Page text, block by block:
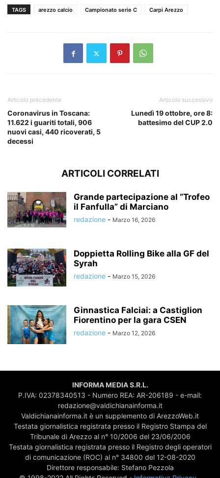
TAGS arezzo calcio Campionato serie C Carpi Arezzo
Articolo precedente
Coronavirus in Toscana:
11.622 i guariti totali, 906
nuovi casi, 440 ricoverati, 5
decessi
Articolo successivo
Lunedì 19 ottobre, ore 8:
battesimo del CUP 2.0
ARTICOLI CORRELATI
Grande partecipazione al “Trofeo
il Fanfulla” di Marciano
redazione - Marzo 16, 2026
Doppietta Rolling Bike alla GF del
Syrah
redazione - Marzo 15, 2026
Ginnastica Falciai: a Castiglion
Fiorentino per la gara CSEN
redazione - Marzo 12, 2026
INFORMA MEDIA S.R.L.
P.IVA: 02378340513 - Numero REA: AR-206189 - e-mail:
redazione@valdichianainforma.it
Valdichianainforma.it è un supplemento di ArezzoWeb.it
Testata giornalistica registrata presso il Registro Stampa del
Tribunale di Arezzo al n° 10/2006 del 23/06/2006
Testata giornalistica registrata presso il Registro degli operatori
di comunicazione (ROC) al n° 34800 del 12-08-2020
Direttore responsabile: Stefano Pezzola